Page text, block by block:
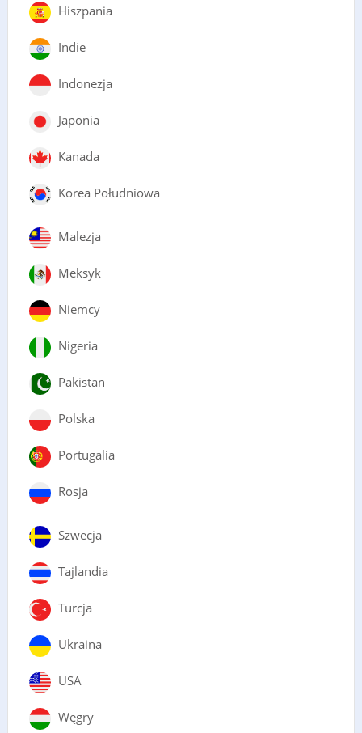
Hiszpania
Indie
Indonezja
Japonia
Kanada
Korea Południowa
Malezja
Meksyk
Niemcy
Nigeria
Pakistan
Polska
Portugalia
Rosja
Szwecja
Tajlandia
Turcja
Ukraina
USA
Węgry